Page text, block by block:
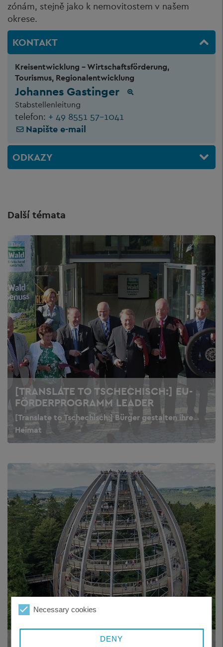
zónám, stejně jako k nemovitostem v našem
okrese.
KONTAKT
Kreisentwicklung - Wirtschaftsförderung,
Tourismus, Regionalentwicklung
Johannes Gastinger
Stabstellenleitung
telefon: + 49 8551 57-1041
Napište e-mail
ODKAZY
Další témata
[TRANSLATE TO TSCHECHISCH:] EU-
FÖRDERPROGRAMM LEADER
[Translate to Tschechisch:] Bürger gestalten ihre
Heimat
TURISTICKÉ VYŽITÍ V
Necessary cookies
DENY